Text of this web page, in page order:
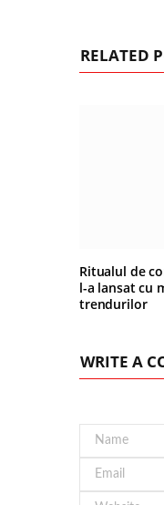
RELATED
Ritualul de
l-a lansat cu
trendurilor
WRITE A